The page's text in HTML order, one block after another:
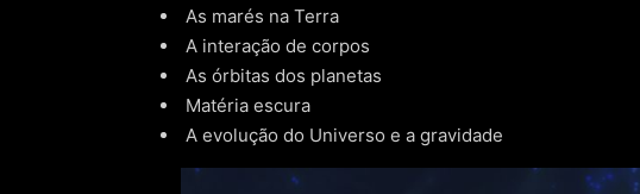
As marés na Terra
A interação de corpos
As órbitas dos planetas
Matéria escura
A evolução do Universo e a gravidade